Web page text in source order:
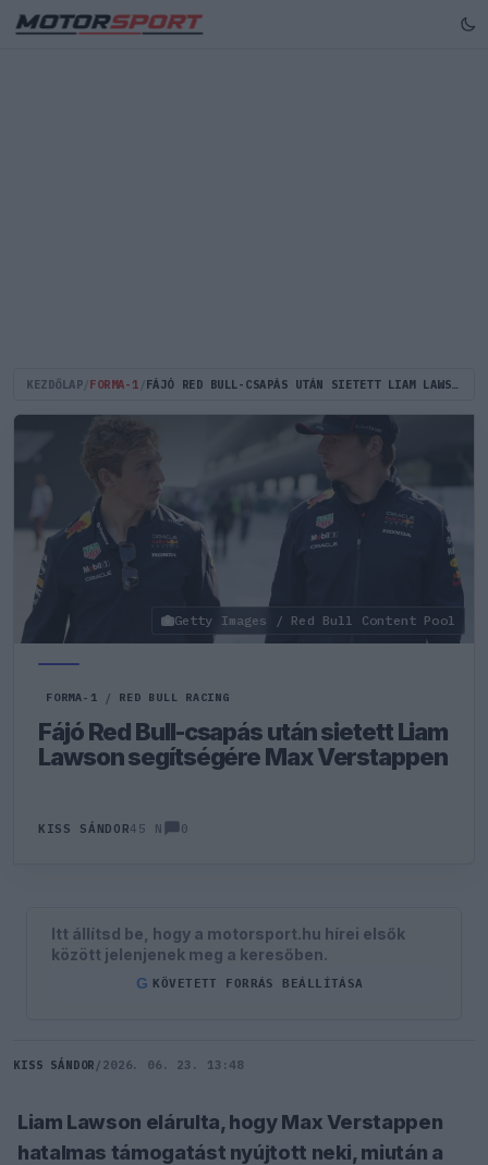
KEZDŐLAP FORMA-1 FÁJÓ RED BULL-CSAPÁS UTÁN SIETETT LIAM LAWSON SEGÍTSÉGÉRE MAX VERSTAPPEN
Getty Images / Red Bull Content Pool
FORMA-1 / RED BULL RACING
Fájó Red Bull-csapás után sietett Liam
Lawson segítségére Max Verstappen
KISS SÁNDOR45 N 0
Itt állítsd be, hogy a motorsport.hu hírei elsők
között jelenjenek meg a keresőben.
G KÖVETETT FORRÁS BEÁLLÍTÁSA
KISS SÁNDOR / 2026. 06. 23. 13:48
Liam Lawson elárulta, hogy Max Verstappen
hatalmas támogatást nyújtott neki, miután a